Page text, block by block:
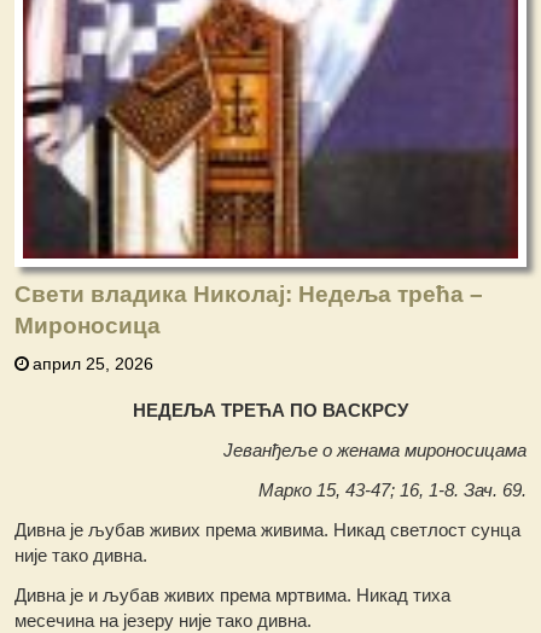
Свети владика Николај: Недеља трећа –
Мироносица
април 25, 2026
НЕДЕЉА ТРЕЋА ПО ВАСКРСУ
Јеванђеље о женама мироносицама
Марко 15, 43-47; 16, 1-8. Зач. 69.
Дивна је љубав живих према живима. Никад светлост сунца
није тако дивна.
Дивна је и љубав живих према мртвима. Никад тиха
месечина на језеру није тако дивна.